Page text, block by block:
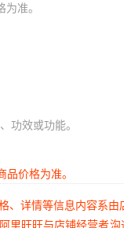
准。
功效或功能。
价格为准。
详情等信息内容系
旺旺与店铺经营者